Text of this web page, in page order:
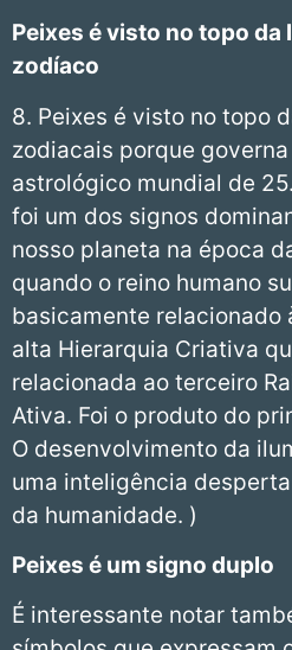
Peixes é visto no topo da
zodíaco
8. Peixes é visto no topo
zodiacais porque
astrológico mundial de
foi um dos signos
nosso planeta na época
quando o reino humano
basicamente relacionado
alta Hierarquia Criativa
relacionada ao terceiro
Ativa. Foi o produto do
O desenvolvimento da
uma inteligência
da humanidade. )
Peixes é um signo duplo
É interessante notar